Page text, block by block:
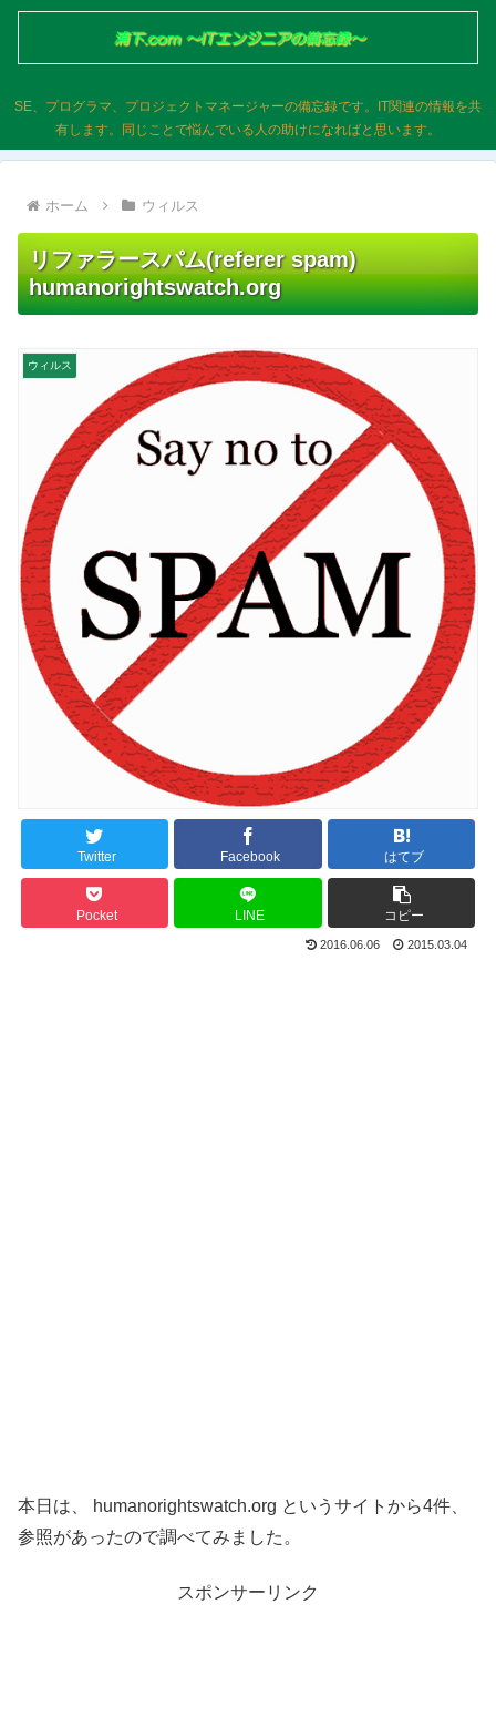
SE、プログラマ、プロジェクトマネージャーの備忘録です。IT関連の情報を共
有します。同じことで悩んでいる人の助けになればと思います。
ホーム ウィルス
リファラースパム(referer spam)
humanorightswatch.org
ウィルス
Twitter Facebook はてブ
Pocket LINE コピー
2016.06.06 2015.03.04
本日は、 humanorightswatch.org というサイトから4件、
参照があったので調べてみました。
スポンサーリンク